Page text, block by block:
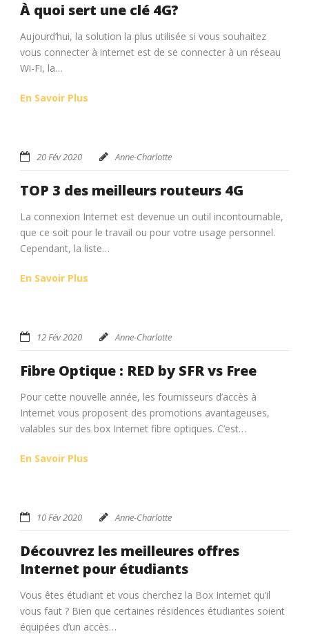
À quoi sert une clé 4G?
Aujourd’hui, la solution la plus utilisée si vous souhaitez
vous connecter à internet est de se connecter à un réseau
Wi-Fi, la…
En Savoir Plus
20 Fév 2020 Anne-Charlotte
TOP 3 des meilleurs routeurs 4G
La connexion Internet est devenue un outil incontournable,
que ce soit pour le travail ou pour votre usage personnel.
Cependant, la liste…
En Savoir Plus
12 Fév 2020 Anne-Charlotte
Fibre Optique : RED by SFR vs Free
Pour cette nouvelle année, les fournisseurs d’accès à
Internet vous proposent des promotions avantageuses,
valables sur des box Internet fibre optiques. C’est…
En Savoir Plus
10 Fév 2020 Anne-Charlotte
Découvrez les meilleures offres
Internet pour étudiants
Vous êtes étudiant et vous cherchez la Box Internet qu’il
vous faut ? Bien que certaines résidences étudiantes soient
équipées d’un accès…